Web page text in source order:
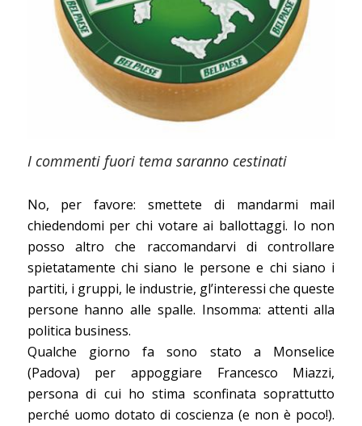
I commenti fuori tema saranno cestinati
No, per favore: smettete di mandarmi mail
chiedendomi per chi votare ai ballottaggi. Io non
posso altro che raccomandarvi di controllare
spietatamente chi siano le persone e chi siano i
partiti, i gruppi, le industrie, gl’interessi che queste
persone hanno alle spalle. Insomma: attenti alla
politica business.
Qualche giorno fa sono stato a Monselice
(Padova) per appoggiare Francesco Miazzi,
persona di cui ho stima sconfinata soprattutto
perché uomo dotato di coscienza (e non è poco!).